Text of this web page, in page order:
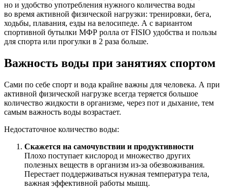
но и удобство употребления нужного количества воды
во время активной физической нагрузки: тренировки, бега,
ходьбы, плавания, езды на велосипеде. А с вариантом
спортивной бутылки МФР ролла от FISIO удобства и пользы
для спорта или прогулки в 2 раза больше.
Важность воды при занятиях спортом
Сами по себе спорт и вода крайне важны для человека. А при
активной физической нагрузке всегда теряется большое
количество жидкости в организме, через пот и дыхание, тем
самым важность воды возрастает.
Недостаточное количество воды:
Скажется на самочувствии и продуктивности
Плохо поступает кислород и множество других
полезных веществ в организм из-за обезвоживания.
Перестает поддерживаться нужная температура тела,
важная эффективной работы мышц.